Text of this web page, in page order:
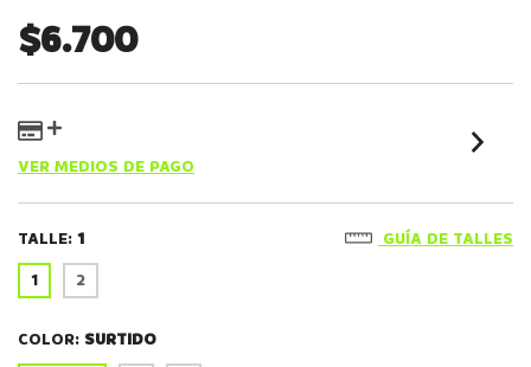
$6.700
VER MEDIOS DE PAGO
TALLE: 1
GUÍA DE TALLES
1
2
COLOR: SURTIDO